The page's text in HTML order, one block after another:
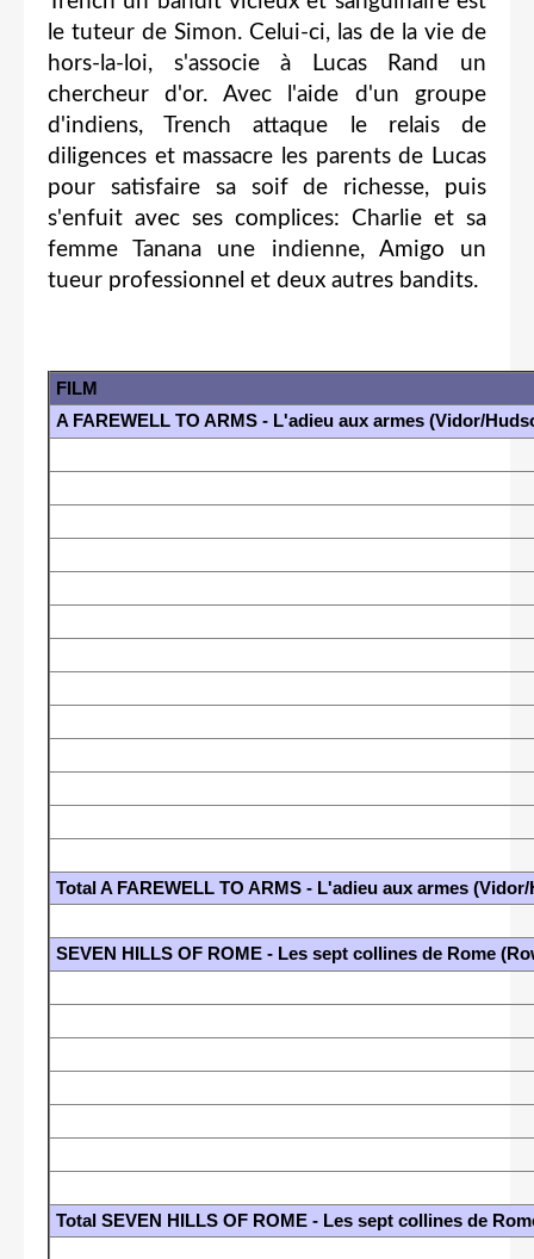
le tuteur de Simon. Celui-ci, las de la vie de
hors-la-loi, s'associe à Lucas Rand un
chercheur d'or. Avec l'aide d'un groupe
d'indiens, Trench attaque le relais de
diligences et massacre les parents de Lucas
pour satisfaire sa soif de richesse, puis
s'enfuit avec ses complices: Charlie et sa
femme Tanana une indienne, Amigo un
tueur professionnel et deux autres bandits.
FILM
A FAREWELL TO ARMS - L'adieu aux armes (Vidor/
Total A FAREWELL TO ARMS - L'adieu aux armes
SEVEN HILLS OF ROME - Les sept collines de Rome
Total SEVEN HILLS OF ROME - Les sept collines de